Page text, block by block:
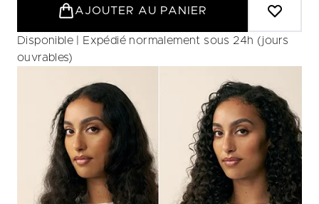
AJOUTER AU PANIER
Disponible | Expédié normalement sous 24h (jours
ouvrables)